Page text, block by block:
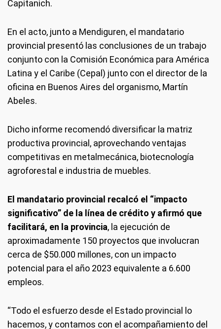
Capitanich.
En el acto, junto a Mendiguren, el mandatario
provincial presentó las conclusiones de un trabajo
conjunto con la Comisión Económica para América
Latina y el Caribe (Cepal) junto con el director de la
oficina en Buenos Aires del organismo, Martín
Abeles.
Dicho informe recomendó diversificar la matriz
productiva provincial, aprovechando ventajas
competitivas en metalmecánica, biotecnología
agroforestal e industria de muebles.
El mandatario provincial recalcó el “impacto
significativo” de la línea de crédito y afirmó que
facilitará, en la provincia, la ejecución de
aproximadamente 150 proyectos que involucran
cerca de $50.000 millones, con un impacto
potencial para el año 2023 equivalente a 6.600
empleos.
“Todo el esfuerzo desde el Estado provincial lo
hacemos, y contamos con el acompañamiento del